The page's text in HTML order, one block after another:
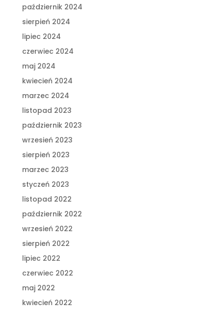
październik 2024
sierpień 2024
lipiec 2024
czerwiec 2024
maj 2024
kwiecień 2024
marzec 2024
listopad 2023
październik 2023
wrzesień 2023
sierpień 2023
marzec 2023
styczeń 2023
listopad 2022
październik 2022
wrzesień 2022
sierpień 2022
lipiec 2022
czerwiec 2022
maj 2022
kwiecień 2022